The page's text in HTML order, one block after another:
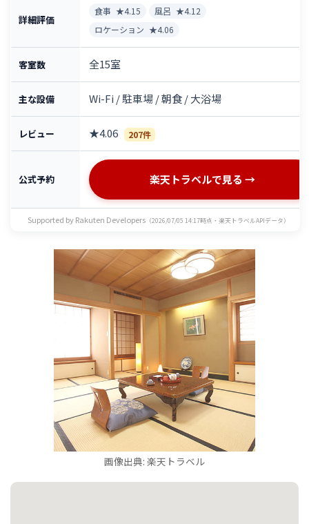
詳細評価
食事 ★4.15 風呂 ★4.12
ロケーション ★4.06
客室数 全15室
主な設備 Wi-Fi / 駐車場 / 朝食 / 大浴場
レビュー ★4.06 207件
公式予約 楽天トラベルで見る →
Supported by Rakuten Developers （2026/07/05 14:17時点・楽天トラベルAPIデータ）
画像出典: 楽天トラベル